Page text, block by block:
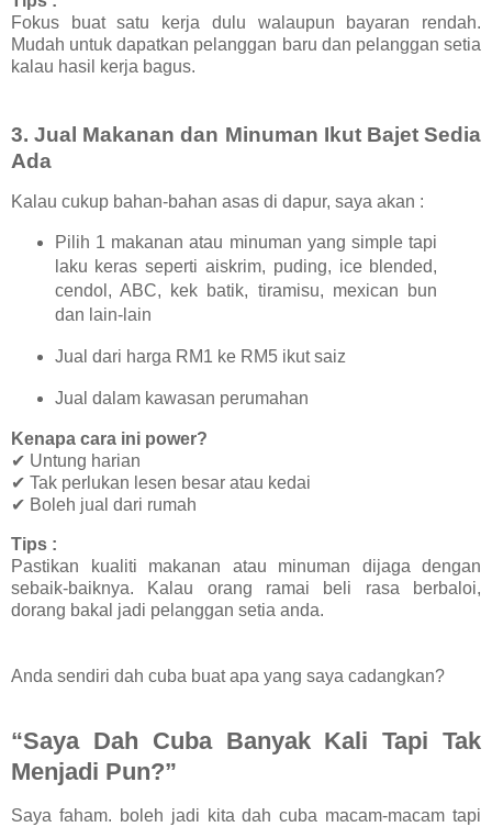
Fokus buat satu kerja dulu walaupun bayaran rendah.
Mudah untuk dapatkan pelanggan baru dan pelanggan setia
kalau hasil kerja bagus.
3.Jual Makanan dan Minuman Ikut Bajet Sedia
Ada
Kalau cukup bahan-bahan asas di dapur, saya akan :
Pilih 1 makanan atau minuman yang simple tapi
laku keras seperti aiskrim, puding, ice blended,
cendol, ABC, kek batik, tiramisu, mexican bun
dan lain-lain
Jual dari harga RM1 ke RM5 ikut saiz
Jual dalam kawasan perumahan
Kenapa cara ini power?
✔ Untung harian
✔ Tak perlukan lesen besar atau kedai
✔ Boleh jual dari rumah
Tips :
Pastikan kualiti makanan atau minuman dijaga dengan
sebaik-baiknya. Kalau orang ramai beli rasa berbaloi,
dorang bakal jadi pelanggan setia anda.
Anda sendiri dah cuba buat apa yang saya cadangkan?
“Saya Dah Cuba Banyak Kali Tapi Tak
Menjadi Pun?”
Saya faham. boleh jadi kita dah cuba macam-macam tapi